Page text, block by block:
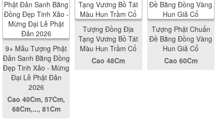
9+ Mẫu Tượng Phật
Đản Sanh Bằng Đồng
Đẹp Tinh Xảo - Mừng
Đại Lễ Phật Đản
2026
Cao 40Cm, 57Cm,
68Cm,..., 81Cm
Tượng Đồng Địa
Tạng Vương Bồ Tát
Màu Hun Trầm Cổ
Cao 48Cm
Tượng Phật Chuẩn
Đề Bằng Đồng Vàng
Hun Giả Cổ
Cao 60Cm